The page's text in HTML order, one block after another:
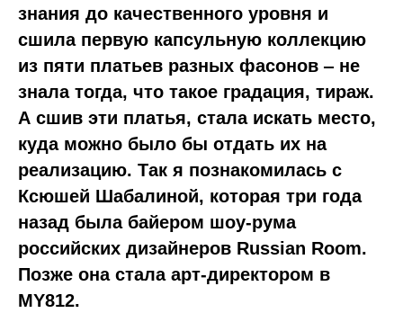
знания до качественного уровня и
сшила первую капсульную коллекцию
из пяти платьев разных фасонов ‒ не
знала тогда, что такое градация, тираж.
А сшив эти платья, стала искать место,
куда можно было бы отдать их на
реализацию. Так я познакомилась с
Ксюшей Шабалиной, которая три года
назад была байером шоу-рума
российских дизайнеров Russian Room.
Позже она стала арт-директором в
MY812.